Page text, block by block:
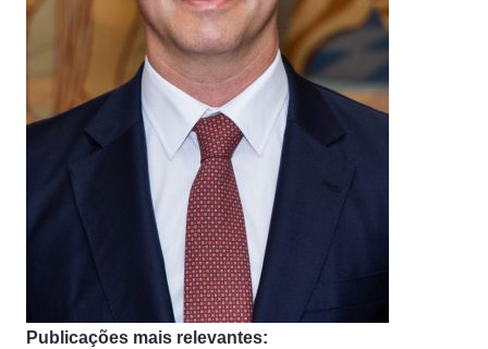
Publicações mais relevantes: